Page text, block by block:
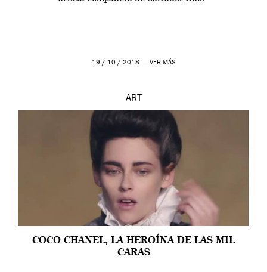
19 / 10 / 2018 — VER MÁS
ART
COCO CHANEL, LA HEROÍNA DE LAS MIL
CARAS